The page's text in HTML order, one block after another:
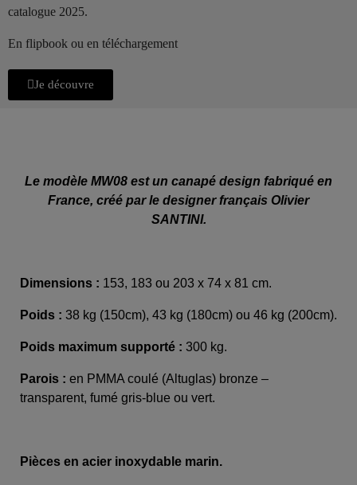
catalogue 2025.
En flipbook ou en téléchargement
Je découvre
Le modèle MW08 est un canapé design fabriqué en
France, créé par le designer français Olivier
SANTINI.
Dimensions : 153, 183 ou 203 x 74 x 81 cm.
Poids : 38 kg (150cm), 43 kg (180cm) ou 46 kg (200cm).
Poids maximum supporté : 300 kg.
Parois : en PMMA coulé (Altuglas) bronze –
transparent, fumé gris-blue ou vert.
Pièces en acier inoxydable marin.